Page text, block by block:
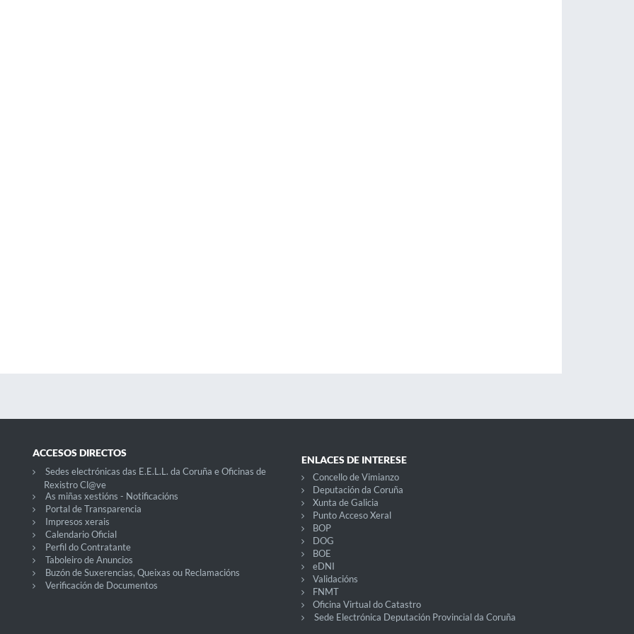
ACCESOS DIRECTOS
Sedes electrónicas das E.E.L.L. da Coruña e Oficinas de
Rexistro Cl@ve
As miñas xestións - Notificacións
Portal de Transparencia
Impresos xerais
Calendario Oficial
Perfil do Contratante
Taboleiro de Anuncios
Buzón de Suxerencias, Queixas ou Reclamacións
Verificación de Documentos
ENLACES DE INTERESE
Concello de Vimianzo
Deputación da Coruña
Xunta de Galicia
Punto Acceso Xeral
BOP
DOG
BOE
eDNI
Validacións
FNMT
Oficina Virtual do Catastro
Sede Electrónica Deputación Provincial da Coruña